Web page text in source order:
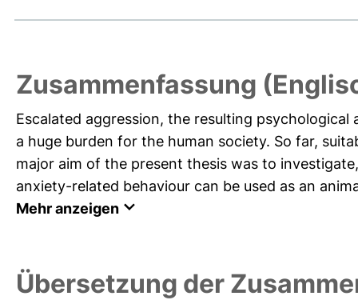
Zusammenfassung
Escalated aggression, the resulting
a huge burden for the human society. So far,
major aim of the present thesis was to
anxiety-related behaviour can be used as an
Mehr anzeigen
Übersetzung der